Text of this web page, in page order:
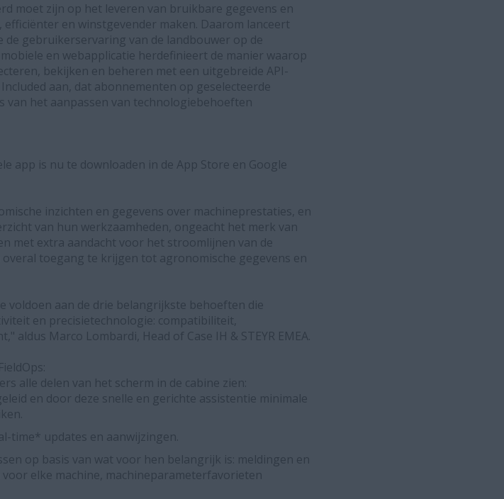
moet zijn op het leveren van bruikbare gegevens en
en winstgevender maken. Daarom lanceert
de gebruikerservaring van de landbouwer op de
en webapplicatie herdefinieert de manier waarop
bekijken en beheren met een uitgebreide API-
aan, dat abonnementen op geselecteerde
van het aanpassen van technologiebehoeften
app is nu te downloaden in de App Store en Google
inzichten en gegevens over machineprestaties, en
van hun werkzaamheden, ongeacht het merk van
met extra aandacht voor het stroomlijnen van de
toegang te krijgen tot agronomische gegevens en
voldoen aan de drie belangrijkste behoeften die
en precisietechnologie: compatibiliteit,
Marco Lombardi, Head of Case IH & STEYR EMEA.
alle delen van het scherm in de cabine zien:
en door deze snelle en gerichte assistentie minimale
time* updates en aanwijzingen.
op basis van wat voor hen belangrijk is: meldingen en
elke machine, machineparameterfavorieten